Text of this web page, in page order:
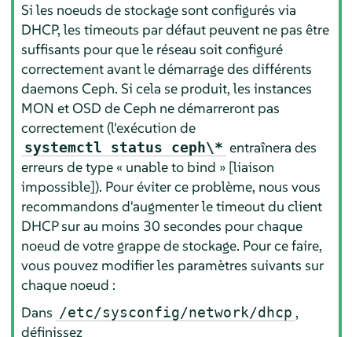
Si les noeuds de stockage sont configurés via
DHCP, les timeouts par défaut peuvent ne pas être
suffisants pour que le réseau soit configuré
correctement avant le démarrage des différents
daemons Ceph. Si cela se produit, les instances
MON et OSD de Ceph ne démarreront pas
correctement (l'exécution de
systemctl status ceph\* entraînera des
erreurs de type « unable to bind » [liaison
impossible]). Pour éviter ce problème, nous vous
recommandons d'augmenter le timeout du client
DHCP sur au moins 30 secondes pour chaque
noeud de votre grappe de stockage. Pour ce faire,
vous pouvez modifier les paramètres suivants sur
chaque noeud :
Dans /etc/sysconfig/network/dhcp ,
définissez